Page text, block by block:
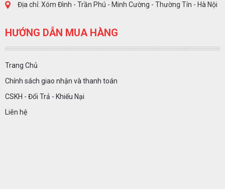
Địa chỉ: Xóm Đình - Trần Phú - Minh Cường - Thường Tín - Hà Nội
HƯỚNG DẪN MUA HÀNG
Trang Chủ
Chính sách giao nhận và thanh toán
CSKH - Đổi Trả - Khiếu Nại
Liên hệ